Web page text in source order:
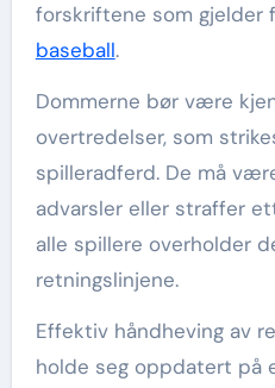
forskriftene som gjelder
baseball.
Dommerne bør være
overtredelser, som
spilleradferd. De må
advarsler eller straffer
alle spillere overholder
retningslinjene.
Effektiv håndheving av
holde seg oppdatert på